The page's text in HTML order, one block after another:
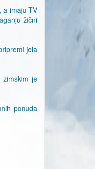
a imaju TV
žični
jela
je
ponuda